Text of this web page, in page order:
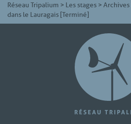
Réseau Tripalium > Les stages > Archives
dans le Lauragais [Terminé]